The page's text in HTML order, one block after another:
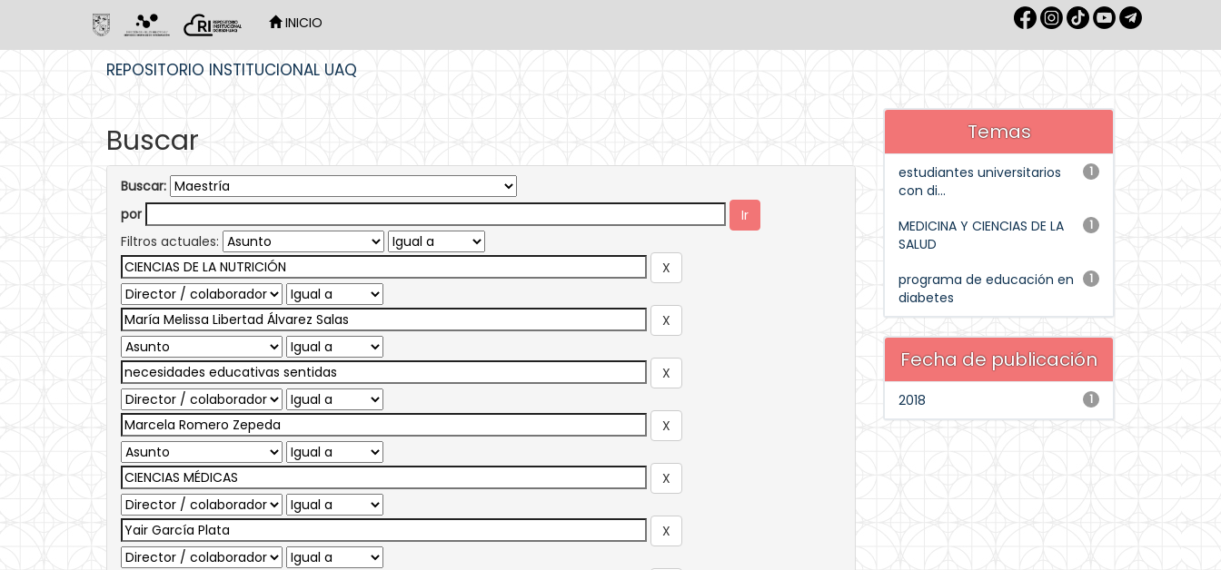
INICIO
REPOSITORIO INSTITUCIONAL UAQ
Buscar
Buscar:
por
Filtros actuales:
Temas
1
estudiantes universitarios
con di...
1
MEDICINA Y CIENCIAS DE LA
SALUD
1
programa de educación en
diabetes
Fecha de publicación
1
2018